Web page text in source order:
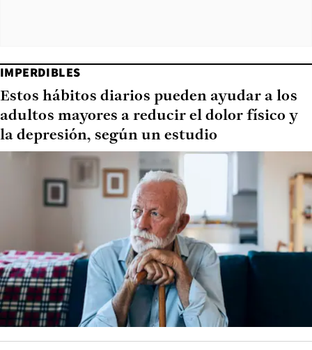
IMPERDIBLES
Estos hábitos diarios pueden ayudar a los
adultos mayores a reducir el dolor físico y
la depresión, según un estudio